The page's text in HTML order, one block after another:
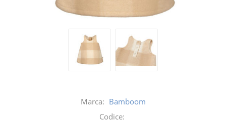
Marca: Bamboom
Codice: